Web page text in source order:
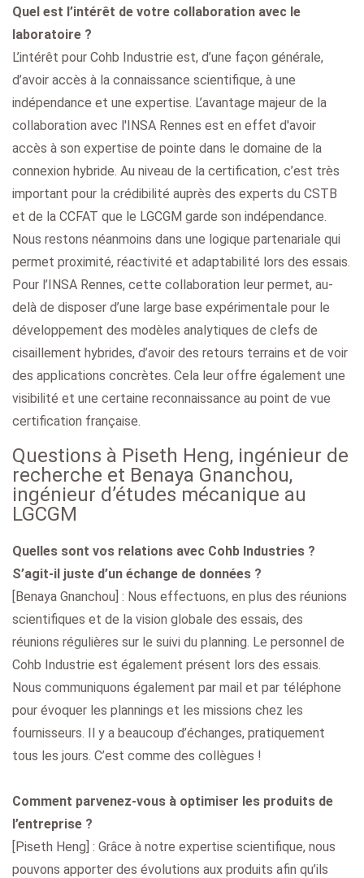
Quel est l’intérêt de votre collaboration avec le
laboratoire ?
L’intérêt pour Cohb Industrie est, d’une façon générale,
d’avoir accès à la connaissance scientifique, à une
indépendance et une expertise. L’avantage majeur de la
collaboration avec l'INSA Rennes est en effet d'avoir
accès à son expertise de pointe dans le domaine de la
connexion hybride. Au niveau de la certification, c’est très
important pour la crédibilité auprès des experts du CSTB
et de la CCFAT que le LGCGM garde son indépendance.
Nous restons néanmoins dans une logique partenariale qui
permet proximité, réactivité et adaptabilité lors des essais.
Pour l’INSA Rennes, cette collaboration leur permet, au-
delà de disposer d’une large base expérimentale pour le
développement des modèles analytiques de clefs de
cisaillement hybrides, d’avoir des retours terrains et de voir
des applications concrètes. Cela leur offre également une
visibilité et une certaine reconnaissance au point de vue
certification française.
Questions à Piseth Heng, ingénieur de
recherche et Benaya Gnanchou,
ingénieur d’études mécanique au
LGCGM
Quelles sont vos relations avec Cohb Industries ?
S’agit-il juste d’un échange de données ?
[Benaya Gnanchou] : Nous effectuons, en plus des réunions
scientifiques et de la vision globale des essais, des
réunions régulières sur le suivi du planning. Le personnel de
Cohb Industrie est également présent lors des essais.
Nous communiquons également par mail et par téléphone
pour évoquer les plannings et les missions chez les
fournisseurs. Il y a beaucoup d’échanges, pratiquement
tous les jours. C’est comme des collègues !
Comment parvenez-vous à optimiser les produits de
l’entreprise ?
[Piseth Heng] : Grâce à notre expertise scientifique, nous
pouvons apporter des évolutions aux produits afin qu’ils